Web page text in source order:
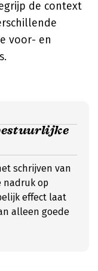
de context
voor- en
schrijven van
nadruk op
effect laat
alleen goede